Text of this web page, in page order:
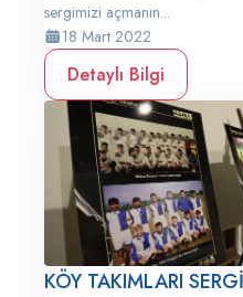
sergimizi açmanın...
18 Mart 2022
Detaylı Bilgi
KÖY TAKIMLARI